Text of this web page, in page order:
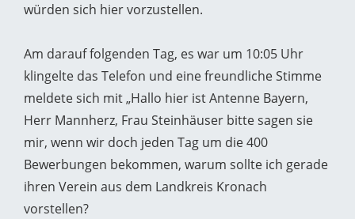
würden sich hier vorzustellen.
Am darauf folgenden Tag, es war um 10:05 Uhr
klingelte das Telefon und eine freundliche Stimme
meldete sich mit „Hallo hier ist Antenne Bayern,
Herr Mannherz, Frau Steinhäuser bitte sagen sie
mir, wenn wir doch jeden Tag um die 400
Bewerbungen bekommen, warum sollte ich gerade
ihren Verein aus dem Landkreis Kronach
vorstellen?